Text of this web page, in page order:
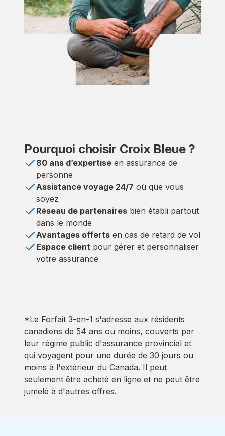
Pourquoi choisir Croix Bleue ?
80 ans d’expertise en assurance de
personne
Assistance voyage 24/7 où que vous
soyez
Réseau de partenaires bien établi partout
dans le monde
Avantages offerts en cas de retard de vol
Espace client pour gérer et personnaliser
votre assurance
*Le Forfait 3-en-1 s'adresse aux résidents
canadiens de 54 ans ou moins, couverts par
leur régime public d'assurance provincial et
qui voyagent pour une durée de 30 jours ou
moins à l'extérieur du Canada. Il peut
seulement être acheté en ligne et ne peut être
jumelé à d'autres offres.